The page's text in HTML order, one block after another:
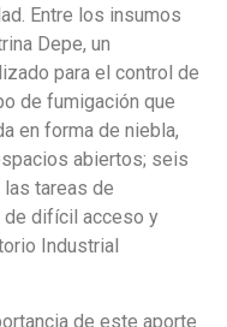
Entre los insumos
Depe, un
para el control de
de fumigación que
en forma de niebla,
abiertos; seis
tareas de
de difícil acceso y
Industrial
de este aporte